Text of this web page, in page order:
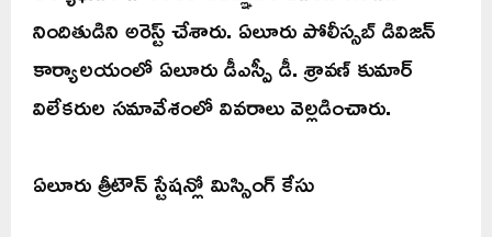
నిందితుడిని అరెస్ట్ చేశారు. ఏలూరు పోలీస్సబ్ డివిజన్
కార్యాలయంలో ఏలూరు డీఎస్పీ డీ. శ్రావణ్ కుమార్
విలేకరుల సమావేశంలో వివరాలు వెల్లడించారు.
ఏలూరు త్రీటౌన్ స్టేషన్లో మిస్సింగ్ కేసు